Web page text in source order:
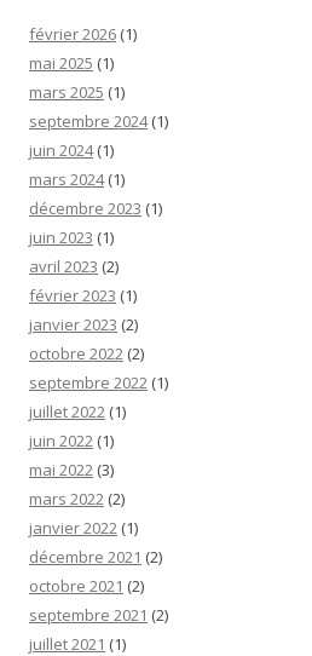
février 2026 (1)
mai 2025 (1)
mars 2025 (1)
septembre 2024(1)
juin 2024(1)
mars 2024(1)
décembre 2023 (1)
juin 2023 (1)
avril 2023 (2)
février 2023 (1)
janvier 2023 (2)
octobre 2022 (2)
septembre 2022 (1)
juillet 2022 (1)
juin 2022 (1)
mai 2022 (3)
mars 2022 (2)
janvier 2022 (1)
décembre 2021 (2)
octobre 2021 (2)
septembre 2021 (2)
juillet 2021 (1)